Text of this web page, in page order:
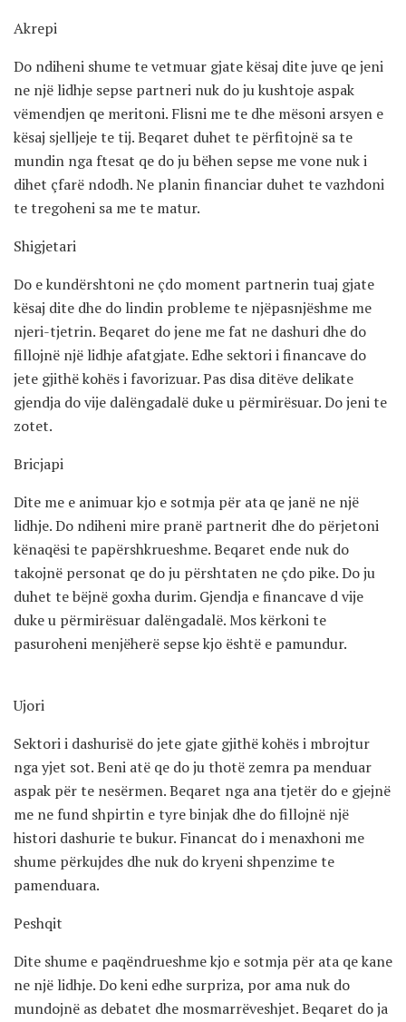
Akrepi
Do ndiheni shume te vetmuar gjate kësaj dite juve qe jeni
ne një lidhje sepse partneri nuk do ju kushtoje aspak
vëmendjen qe meritoni. Flisni me te dhe mësoni arsyen e
kësaj sjelljeje te tij. Beqaret duhet te përfitojnë sa te
mundin nga ftesat qe do ju bëhen sepse me vone nuk i
dihet çfarë ndodh. Ne planin financiar duhet te vazhdoni
te tregoheni sa me te matur.
Shigjetari
Do e kundërshtoni ne çdo moment partnerin tuaj gjate
kësaj dite dhe do lindin probleme te njëpasnjëshme me
njeri-tjetrin. Beqaret do jene me fat ne dashuri dhe do
fillojnë një lidhje afatgjate. Edhe sektori i financave do
jete gjithë kohës i favorizuar. Pas disa ditëve delikate
gjendja do vije dalëngadalë duke u përmirësuar. Do jeni te
zotet.
Bricjapi
Dite me e animuar kjo e sotmja për ata qe janë ne një
lidhje. Do ndiheni mire pranë partnerit dhe do përjetoni
kënaqësi te papërshkrueshme. Beqaret ende nuk do
takojnë personat qe do ju përshtaten ne çdo pike. Do ju
duhet te bëjnë goxha durim. Gjendja e financave d vije
duke u përmirësuar dalëngadalë. Mos kërkoni te
pasuroheni menjëherë sepse kjo është e pamundur.
Ujori
Sektori i dashurisë do jete gjate gjithë kohës i mbrojtur
nga yjet sot. Beni atë qe do ju thotë zemra pa menduar
aspak për te nesërmen. Beqaret nga ana tjetër do e gjejnë
me ne fund shpirtin e tyre binjak dhe do fillojnë një
histori dashurie te bukur. Financat do i menaxhoni me
shume përkujdes dhe nuk do kryeni shpenzime te
pamenduara.
Peshqit
Dite shume e paqëndrueshme kjo e sotmja për ata qe kane
ne një lidhje. Do keni edhe surpriza, por ama nuk do
mundojnë as debatet dhe mosmarrëveshjet. Beqaret do ja